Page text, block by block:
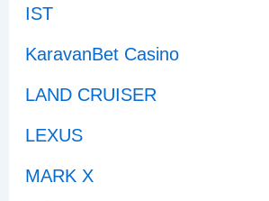
IST
KaravanBet Casino
LAND CRUISER
LEXUS
MARK X